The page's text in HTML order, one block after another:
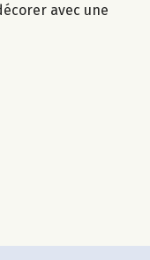
avec une